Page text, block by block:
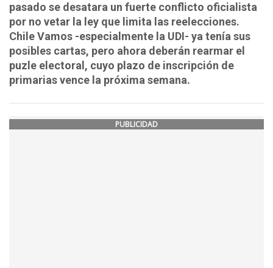
pasado se desatara un fuerte conflicto oficialista
por no vetar la ley que limita las reelecciones.
Chile Vamos -especialmente la UDI- ya tenía sus
posibles cartas, pero ahora deberán rearmar el
puzle electoral, cuyo plazo de inscripción de
primarias vence la próxima semana.
PUBLICIDAD